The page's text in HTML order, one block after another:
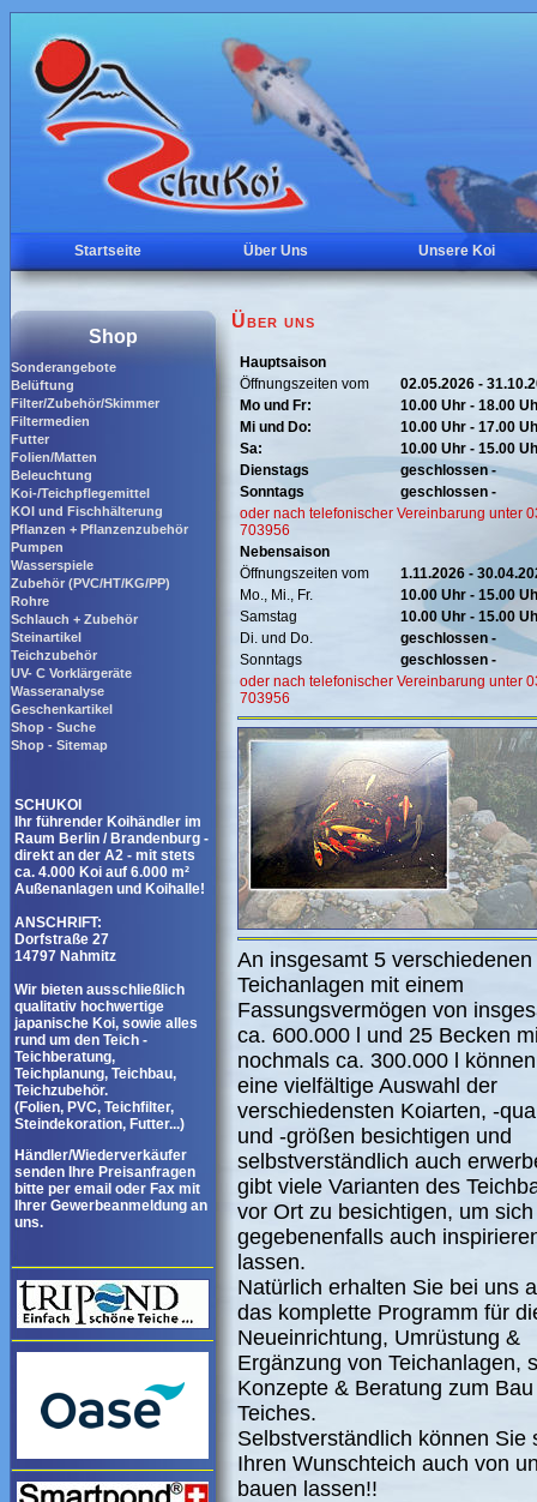
Startseite Über Uns Unsere Koi
Shop
Sonderangebote
Belüftung
Filter/Zubehör/Skimmer
Filtermedien
Futter
Folien/Matten
Beleuchtung
Koi-/Teichpflegemittel
KOI und Fischhälterung
Pflanzen + Pflanzenzubehör
Pumpen
Wasserspiele
Zubehör (PVC/HT/KG/PP)
Rohre
Schlauch + Zubehör
Steinartikel
Teichzubehör
UV- C Vorklärgeräte
Wasseranalyse
Geschenkartikel
Shop - Suche
Shop - Sitemap
SCHUKOI
Ihr führender Koihändler im
Raum Berlin / Brandenburg -
direkt an der A2 - mit stets
ca. 4.000 Koi auf 6.000 m²
Außenanlagen und Koihalle!
ANSCHRIFT:
Dorfstraße 27
14797 Nahmitz
Wir bieten ausschließlich
qualitativ hochwertige
japanische Koi, sowie alles
rund um den Teich -
Teichberatung,
Teichplanung, Teichbau,
Teichzubehör.
(Folien, PVC, Teichfilter,
Steindekoration, Futter...)
Händler/Wiederverkäufer
senden Ihre Preisanfragen
bitte per email oder Fax mit
Ihrer Gewerbeanmeldung an
uns.
Über uns
Hauptsaison
Öffnungszeiten vom
02.05.2026 -
Mo und Fr:
10.00 Uhr - 18.00
Mi und Do:
10.00 Uhr - 17.00
Sa:
10.00 Uhr - 15.00
Dienstags
geschlossen -
Sonntags
geschlossen -
oder nach telefonischer Vereinbarung unter
703956
Nebensaison
Öffnungszeiten vom
1.11.2026 -
Mo., Mi., Fr.
10.00 Uhr - 15.00
Samstag
10.00 Uhr - 15.00
Di. und Do.
geschlossen -
Sonntags
geschlossen -
oder nach telefonischer Vereinbarung unter
703956
An insgesamt 5 verschiedenen
Teichanlagen mit einem
Fassungsvermögen von
ca. 600.000 l und 25 Becken
nochmals ca. 300.000 l
eine vielfältige Auswahl der
verschiedensten Koiarten, -
und -größen besichtigen und
selbstverständlich auch
gibt viele Varianten des
vor Ort zu besichtigen, um sich
gegebenenfalls auch
lassen.
Natürlich erhalten Sie bei uns
das komplette Programm für
Neueinrichtung, Umrüstung &
Ergänzung von Teichanlagen,
Konzepte & Beratung zum
Teiches.
Selbstverständlich können Sie
Ihren Wunschteich auch von
bauen lassen!!